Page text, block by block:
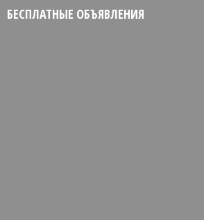
БЕСПЛАТНЫЕ ОБЪЯВЛЕНИЯ